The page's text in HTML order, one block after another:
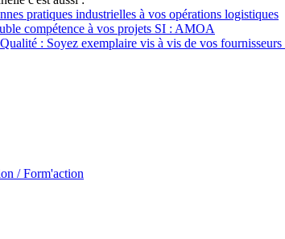
pratiques industrielles à vos opérations logistiques
compétence à vos projets SI : AMOA
: Soyez exemplaire vis à vis de vos
/ Form'action